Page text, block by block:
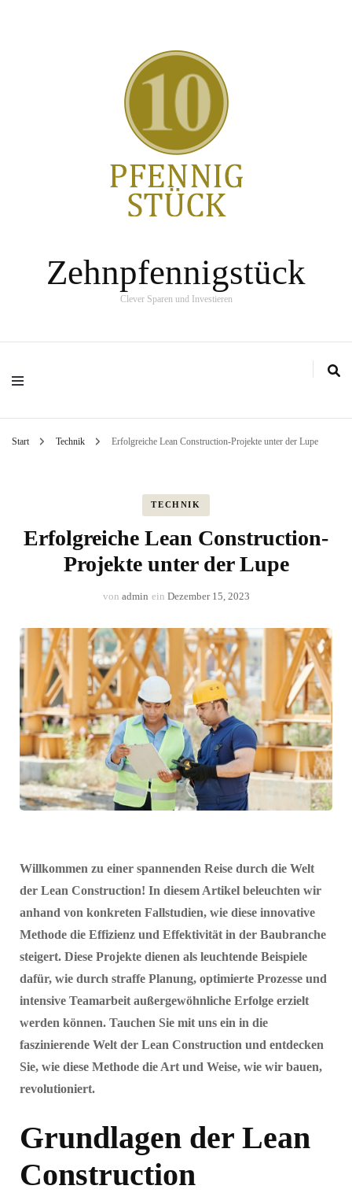
Zehnpfennigstück
Clever Sparen und Investieren
Start Technik Erfolgreiche Lean Construction-Projekte unter der Lupe
TECHNIK
Erfolgreiche Lean Construction-
Projekte unter der Lupe
von admin ein Dezember 15, 2023
Willkommen zu einer spannenden Reise durch die Welt
der Lean Construction! In diesem Artikel beleuchten wir
anhand von konkreten Fallstudien, wie diese innovative
Methode die Effizienz und Effektivität in der Baubranche
steigert. Diese Projekte dienen als leuchtende Beispiele
dafür, wie durch straffe Planung, optimierte Prozesse und
intensive Teamarbeit außergewöhnliche Erfolge erzielt
werden können. Tauchen Sie mit uns ein in die
faszinierende Welt der Lean Construction und entdecken
Sie, wie diese Methode die Art und Weise, wie wir bauen,
revolutioniert.
Grundlagen der Lean
Construction